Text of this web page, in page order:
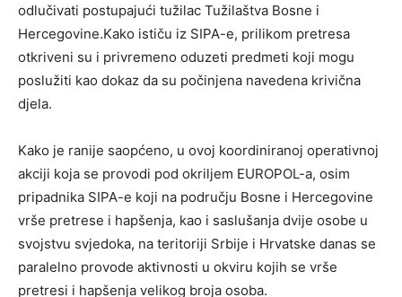
odlučivati postupajući tužilac Tužilaštva Bosne i
Hercegovine.Kako ističu iz SIPA-e, prilikom pretresa
otkriveni su i privremeno oduzeti predmeti koji mogu
poslužiti kao dokaz da su počinjena navedena krivična
djela.
Kako je ranije saopćeno, u ovoj koordiniranoj operativnoj
akciji koja se provodi pod okriljem EUROPOL-a, osim
pripadnika SIPA-e koji na području Bosne i Hercegovine
vrše pretrese i hapšenja, kao i saslušanja dvije osobe u
svojstvu svjedoka, na teritoriji Srbije i Hrvatske danas se
paralelno provode aktivnosti u okviru kojih se vrše
pretresi i hapšenja velikog broja osoba.